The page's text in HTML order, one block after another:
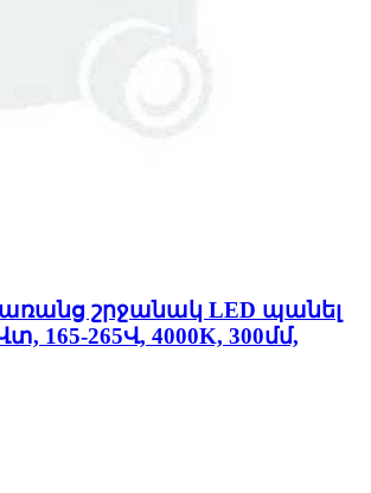
առանց շրջանակ LED պանել
165-265Վ, 4000K, 300մմ,